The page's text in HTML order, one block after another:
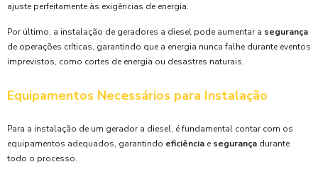
ajuste perfeitamente às exigências de energia.
Por último, a instalação de geradores a diesel pode aumentar a segurança
de operações críticas, garantindo que a energia nunca falhe durante eventos
imprevistos, como cortes de energia ou desastres naturais.
Equipamentos Necessários para Instalação
Para a instalação de um gerador a diesel, é fundamental contar com os
equipamentos adequados, garantindo eficiência e segurança durante
todo o processo.